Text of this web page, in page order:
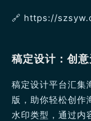
🔗 https://
稿定设计：创
稿定设计平台汇集
版，助你轻松创
水印类型，通过内